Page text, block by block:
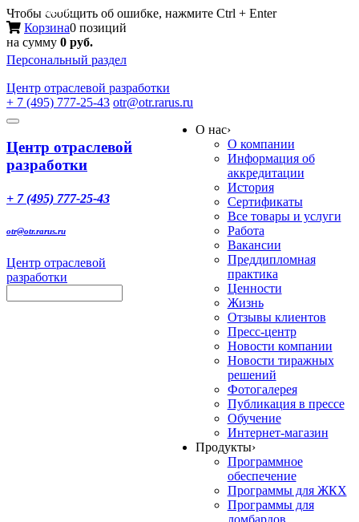
Чтобы сообщить об ошибке, нажмите Ctrl + Enter
Корзина0 позиций
на сумму 0 руб.
Персональный раздел
Центр отраслевой разработки
+ 7 (495) 777-25-43 otr@otr.rarus.ru
Toggle
Меню
Центр отраслевой
разработки
+ 7 (495) 777-25-43
otr@otr.rarus.ru
Центр отраслевой
разработки
О нас›
О компании
Информация об
аккредитации
История
Сертификаты
Все товары и услуги
Работа
Вакансии
Преддипломная
практика
Ценности
Жизнь
Отзывы клиентов
Пресс-центр
Новости компании
Новости тиражных
решений
Фотогалерея
Публикация в прессе
Обучение
Интернет-магазин
Продукты›
Программное
обеспечение
Программы для ЖКХ
Программы для
ломбардов